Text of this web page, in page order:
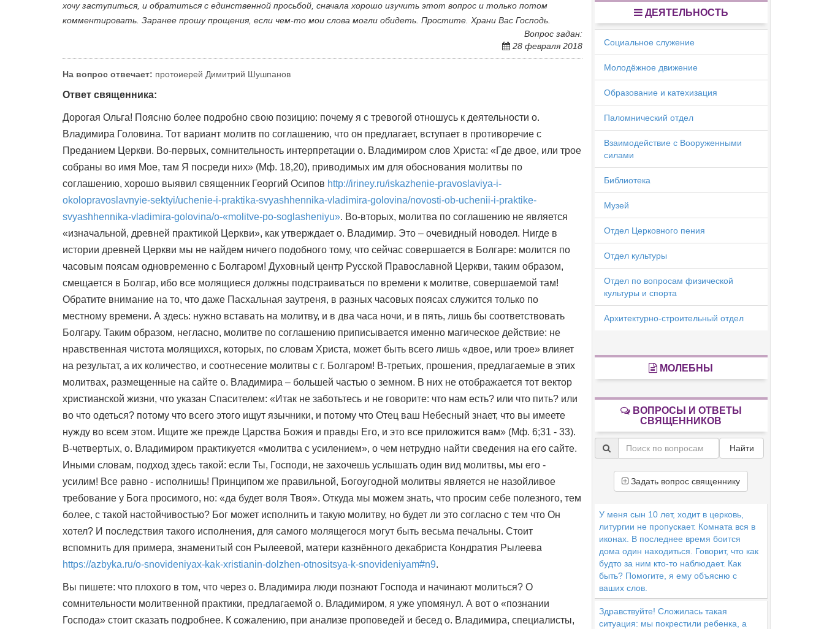
хочу заступиться, и обратиться с единственной просьбой, сначала хорошо изучить этот вопрос и только потом
комментировать. Заранее прошу прощения, если чем-то мои слова могли обидеть. Простите. Храни Вас Господь.
Вопрос задан:
28 февраля 2018
На вопрос отвечает: протоиерей Димитрий Шушпанов
Ответ священника:
Дорогая Ольга! Поясню более подробно свою позицию: почему я с тревогой отношусь к деятельности о.
Владимира Головина. Тот вариант молитв по соглашению, что он предлагает, вступает в противоречие с
Преданием Церкви. Во-первых, сомнительность интерпретации о. Владимиром слов Христа: «Где двое, или трое
собраны во имя Мое, там Я посреди них» (Мф. 18,20), приводимых им для обоснования молитвы по
соглашению, хорошо выявил священник Георгий Осипов http://iriney.ru/iskazhenie-pravoslaviya-i-
okolopravoslavnyie-sektyi/uchenie-i-praktika-svyashhennika-vladimira-golovina/novosti-ob-uchenii-i-praktike-
svyashhennika-vladimira-golovina/o-«molitve-po-soglasheniyu». Во-вторых, молитва по соглашению не является
«изначальной, древней практикой Церкви», как утверждает о. Владимир. Это – очевидный новодел. Нигде в
истории древней Церкви мы не найдем ничего подобного тому, что сейчас совершается в Болгаре: молится по
часовым поясам одновременно с Болгаром! Духовный центр Русской Православной Церкви, таким образом,
смещается в Болгар, ибо все молящиеся должны подстраиваться по времени к молитве, совершаемой там!
Обратите внимание на то, что даже Пасхальная заутреня, в разных часовых поясах служится только по
местному времени. А здесь: нужно вставать на молитву, и в два часа ночи, и в пять, лишь бы соответствовать
Болгару. Таким образом, негласно, молитве по соглашению приписывается именно магическое действие: не
нравственная чистота молящихся, которых, по словам Христа, может быть всего лишь «двое, или трое» влияет
на результат, а их количество, и соотнесение молитвы с г. Болгаром! В-третьих, прошения, предлагаемые в этих
молитвах, размещенные на сайте о. Владимира – большей частью о земном. В них не отображается тот вектор
христианской жизни, что указан Спасителем: «Итак не заботьтесь и не говорите: что нам есть? или что пить? или
во что одеться? потому что всего этого ищут язычники, и потому что Отец ваш Небесный знает, что вы имеете
нужду во всем этом. Ищите же прежде Царства Божия и правды Его, и это все приложится вам» (Мф. 6;31 - 33).
В-четвертых, о. Владимиром практикуется «молитва с усилением», о чем нетрудно найти сведения на его сайте.
Иными словам, подход здесь такой: если Ты, Господи, не захочешь услышать один вид молитвы, мы его -
усилим! Все равно - исполнишь! Принципом же правильной, Богоугодной молитвы является не назойливое
требование у Бога просимого, но: «да будет воля Твоя». Откуда мы можем знать, что просим себе полезного, тем
более, с такой настойчивостью? Бог может исполнить и такую молитву, но будет ли это согласно с тем что Он
хотел? И последствия такого исполнения, для самого молящегося могут быть весьма печальны. Стоит
вспомнить для примера, знаменитый сон Рылеевой, матери казнённого декабриста Кондратия Рылеева
https://azbyka.ru/o-snovideniyax-kak-xristianin-dolzhen-otnositsya-k-snovideniyam#n9.
Вы пишете: что плохого в том, что через о. Владимира люди познают Господа и начинают молиться? О
сомнительности молитвенной практики, предлагаемой о. Владимиром, я уже упомянул. А вот о «познании
Господа» стоит сказать подробнее. К сожалению, при анализе проповедей и бесед о. Владимира, специалисты,
ДЕЯТЕЛЬНОСТЬ
Социальное служение
Молодёжное движение
Образование и катехизация
Паломнический отдел
Взаимодействие с Вооруженными
силами
Библиотека
Музей
Отдел Церковного пения
Отдел культуры
Отдел по вопросам физической
культуры и спорта
Архитектурно-строительный отдел
МОЛЕБНЫ
ВОПРОСЫ И ОТВЕТЫ
СВЯЩЕННИКОВ
Найти
Задать вопрос священнику
У меня сын 10 лет, ходит в церковь,
литургии не пропускает. Комната вся в
иконах. В последнее время боится
дома один находиться. Говорит, что как
будто за ним кто-то наблюдает. Как
быть? Помогите, я ему объясню с
ваших слов.
Здравствуйте! Сложилась такая
ситуация: мы покрестили ребенка, а